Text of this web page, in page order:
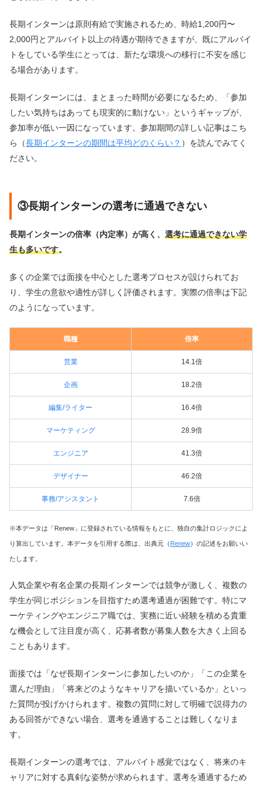
長期インターンは原則有給で実施されるため、時給1,200円〜
2,000円とアルバイト以上の待遇が期待できますが、既にアルバイ
トをしている学生にとっては、新たな環境への移行に不安を感じ
る場合があります。
長期インターンには、まとまった時間が必要になるため、「参加
したい気持ちはあっても現実的に動けない」というギャップが、
参加率が低い一因になっています。参加期間の詳しい記事はこち
ら（長期インターンの期間は平均どのくらい？ ）を読んでみてく
ださい。
③長期インターンの選考に通過できない
長期インターンの倍率（内定率）が高く、 選考に通過できない学
生も多いです。
多くの企業では面接を中心とした選考プロセスが設けられてお
り、学生の意欲や適性が詳しく評価されます。実際の倍率は下記
のようになっています。
職種 倍率
営業 14.1倍
企画 18.2倍
編集/ライター 16.4倍
マーケティング 28.9倍
エンジニア 41.3倍
デザイナー 46.2倍
事務/アシスタント 7.6倍
※本データは「Renew」に登録されている情報をもとに、独自の集計ロジックによ
り算出しています。本データを引用する際は、出典元（ Renew）の記述をお願いい
たします。
人気企業や有名企業の長期インターンでは競争が激しく、複数の
学生が同じポジションを目指すため選考通過が困難です。特にマ
ーケティングやエンジニア職では、実務に近い経験を積める貴重
な機会として注目度が高く、応募者数が募集人数を大きく上回る
こともあります。
面接では「なぜ長期インターンに参加したいのか」「この企業を
選んだ理由」「将来どのようなキャリアを描いているか」といっ
た質問が投げかけられます。複数の質問に対して明確で説得力の
ある回答ができない場合、選考を通過することは難しくなりま
す。
長期インターンの選考では、アルバイト感覚ではなく、将来のキ
ャリアに対する真剣な姿勢が求められます。選考を通過するため